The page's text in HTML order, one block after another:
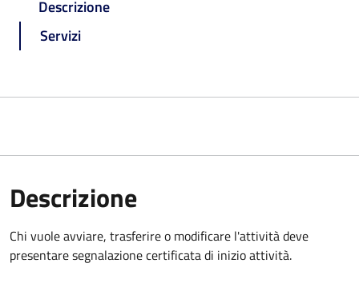
Descrizione
Servizi
Descrizione
Chi vuole avviare, trasferire o modificare l'attività deve
presentaresegnalazione certificata di inizio attività.